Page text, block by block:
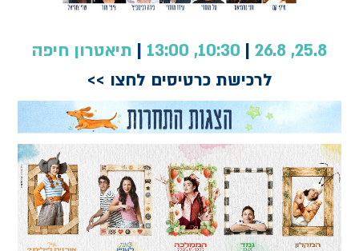
25.8, 26.8
|
10:30, 13:00
| תיאטרון חיפה
לרכישת כרטיסים לחצו >>